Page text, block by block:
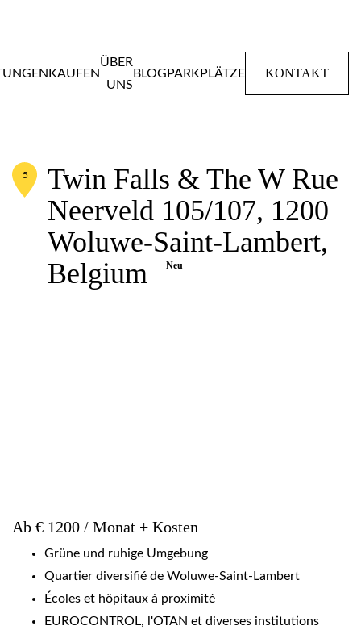
KAUFEN
ÜBER
UNS
BLOG PARKPLÄTZE KONTAKT
5
Twin Falls & The W Rue
Neerveld 105/107, 1200
Woluwe-Saint-Lambert,
Belgium
Neu
Ab € 1200 / Monat + Kosten
Grüne und ruhige Umgebung
Quartier diversifié de Woluwe-Saint-Lambert
Écoles et hôpitaux à proximité
EUROCONTROL, l'OTAN et diverses institutions